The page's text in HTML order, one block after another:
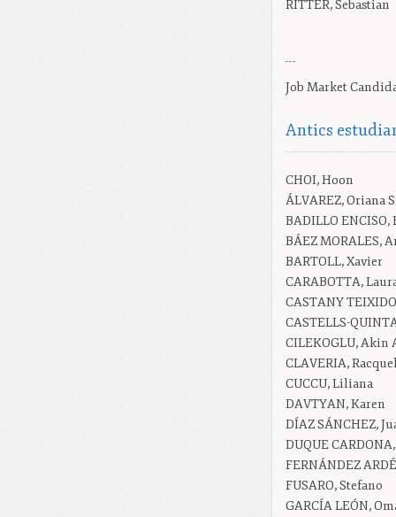
RITTER, Sebastian
Job Market
Antics
CHOI, Hoon
ÁLVAREZ, Oriana
BADILLO ENCISO,
BÁEZ MORALES,
BARTOLL, Xavier
CARABOTTA,
CASTANY
CASTELLS-
CILEKOGLU, Akin
CLAVERIA,
CUCCU, Liliana
DAVTYAN, Karen
DÍAZ SÁNCHEZ,
DUQUE CARDONA
FERNÁNDEZ
FUSARO, Stefano
GARCÍA LEÓN,